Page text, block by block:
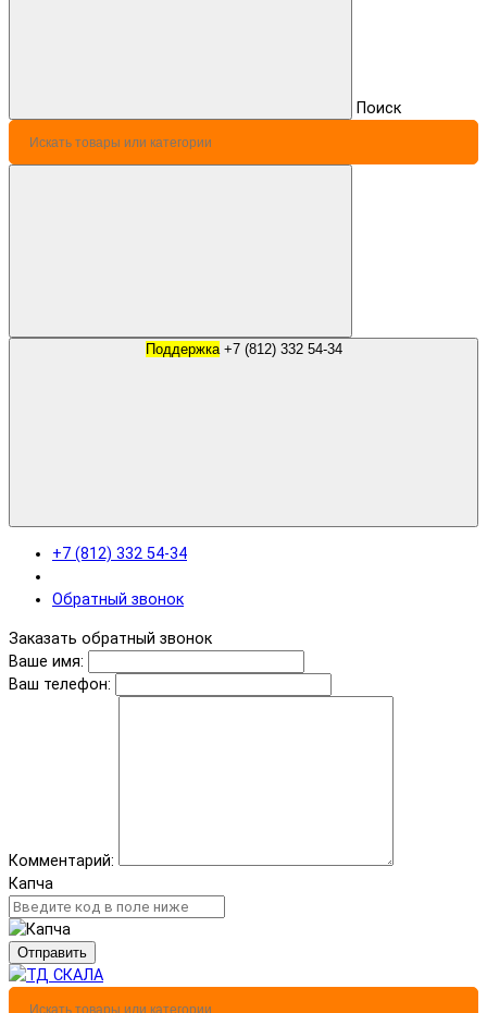
Поиск
Поддержка +7 (812) 332 54-34
+7 (812) 332 54-34
Обратный звонок
Заказать обратный звонок
Ваше имя:
Ваш телефон:
Комментарий:
Капча
Отправить